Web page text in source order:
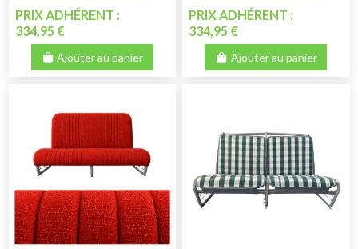
PRIX ADHÉRENT :
334,95 €
Ajouter au panier
PRIX ADHÉRENT :
334,95 €
Ajouter au panier